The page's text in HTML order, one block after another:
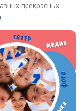
прекрасных